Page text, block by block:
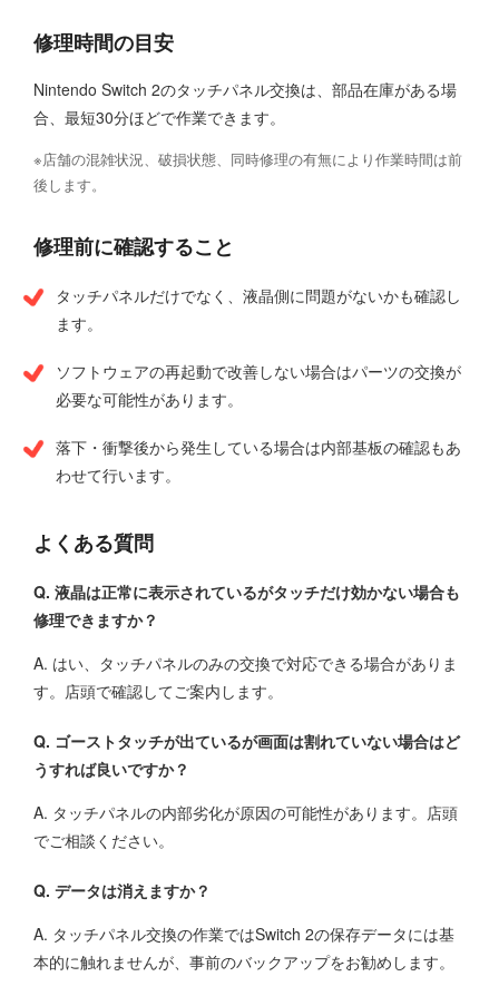
修理時間の目安
Nintendo Switch 2のタッチパネル交換は、部品在庫がある場
合、最短30分ほどで作業できます。
※店舗の混雑状況、破損状態、同時修理の有無により作業時間は前
後します。
修理前に確認すること
タッチパネルだけでなく、液晶側に問題がないかも確認し
ます。
ソフトウェアの再起動で改善しない場合はパーツの交換が
必要な可能性があります。
落下・衝撃後から発生している場合は内部基板の確認もあ
わせて行います。
よくある質問
Q. 液晶は正常に表示されているがタッチだけ効かない場合も
修理できますか？
A. はい、タッチパネルのみの交換で対応できる場合がありま
す。店頭で確認してご案内します。
Q. ゴーストタッチが出ているが画面は割れていない場合はど
うすれば良いですか？
A. タッチパネルの内部劣化が原因の可能性があります。店頭
でご相談ください。
Q. データは消えますか？
A. タッチパネル交換の作業ではSwitch 2の保存データには基
本的に触れませんが、事前のバックアップをお勧めします。